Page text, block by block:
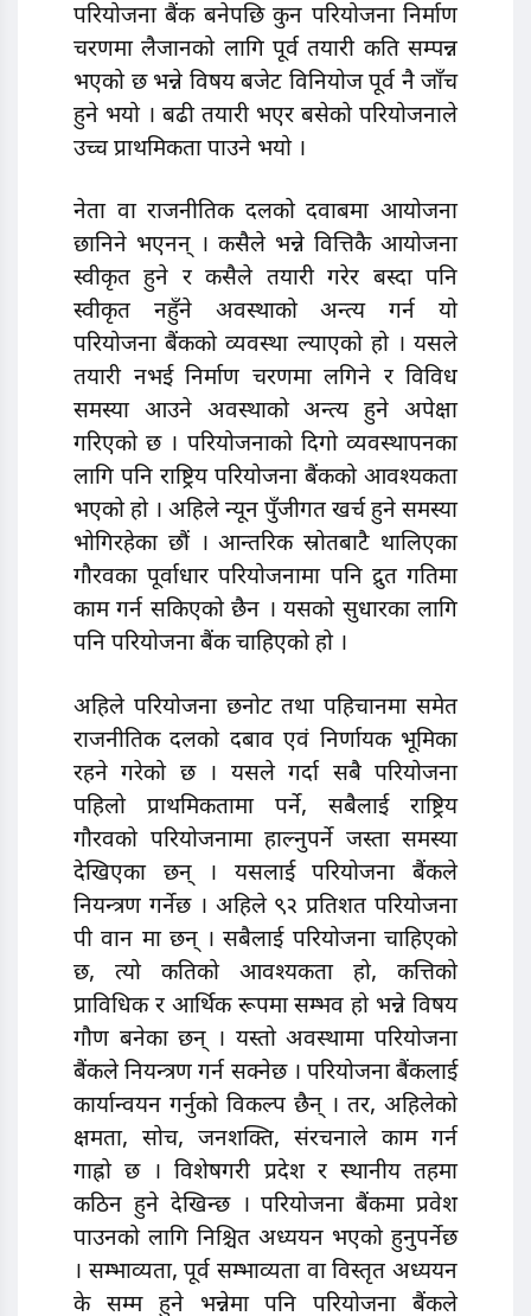
परियोजना बैंक बनेपछि कुन परियोजना निर्माण
चरणमा लैजानको लागि पूर्व तयारी कति सम्पन्न
भएको छ भन्ने विषय बजेट विनियोज पूर्व नै जाँच
हुने भयो । बढी तयारी भएर बसेको परियोजनाले
उच्च प्राथमिकता पाउने भयो ।
नेता वा राजनीतिक दलकाे दवाबमा आयोजना
छानिने भएनन् । कसैले भन्ने वित्तिकै आयोजना
स्वीकृत हुने र कसैले तयारी गरेर बस्दा पनि
स्वीकृत नहुँने अवस्थाको अन्त्य गर्न यो
परियोजना बैंकको व्यवस्था ल्याएको हो । यसले
तयारी नभई निर्माण चरणमा लगिने र विविध
समस्या आउने अवस्थाको अन्त्य हुने अपेक्षा
गरिएकाे छ । परियोजनाको दिगो व्यवस्थापनका
लागि पनि राष्ट्रिय परियोजना बैंकको आवश्यकता
भएको हो । अहिले न्यून पुँजीगत खर्च हुने समस्या
भोगिरहेका छौं । आन्तरिक स्रोतबाटै थालिएका
गौरवका पूर्वाधार परियोजनामा पनि द्रुत गतिमा
काम गर्न सकिएकाे छैन । यसकाे सुधारका लागि
पनि परियोजना बैंक चाहिएकाे हाे ।
अहिले परियोजना छनाेट तथा पहिचानमा समेत
राजनीतिक दलकाे दबाव एवं निर्णायक भूमिका
रहने गरेको छ । यसले गर्दा सबै परियोजना
पहिलो प्राथमिकतामा पर्ने, सबैलाई राष्ट्रिय
गौरवको परियोजनामा हाल्नुपर्ने जस्ता समस्या
देखिएका छन् । यसलाई परियोजना बैंकले
नियन्त्रण गर्नेछ । अहिले ९२ प्रतिशत परियोजना
पी वान मा छन् । सबैलाई परियोजना चाहिएको
छ, त्यो कतिको आवश्यकता हो, कत्तिको
प्राविधिक र आर्थिक रूपमा सम्भव हो भन्ने विषय
गौण बनेका छन् । यस्तो अवस्थामा परियोजना
बैंकले नियन्त्रण गर्न सक्नेछ । परियोजना बैंकलाई
कार्यान्वयन गर्नुको विकल्प छैन् । तर, अहिलेको
क्षमता, सोच, जनशक्ति, संरचनाले काम गर्न
गाह्रो छ । विशेषगरी प्रदेश र स्थानीय तहमा
कठिन हुने देखिन्छ । परियोजना बैंकमा प्रवेश
पाउनको लागि निश्चित अध्ययन भएको हुनुपर्नेछ
। सम्भाव्यता, पूर्व सम्भाव्यता वा विस्तृत अध्ययन
के सम्म हुने भन्नेमा पनि परियाेजना बैंकले